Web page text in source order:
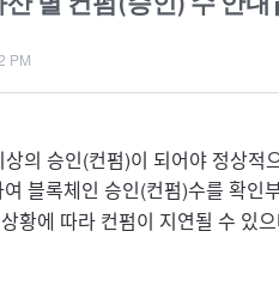
PM
의 승인(컨펌)이 되어야 정상적
블록체인 승인(컨펌)수를 확인
황에 따라 컨펌이 지연될 수 있